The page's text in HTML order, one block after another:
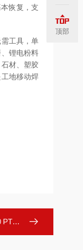
恢复，支
工具，单
锂电粉料
材、塑胶
地移动焊
膜
顶部